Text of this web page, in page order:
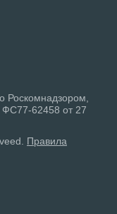
Роскомнадзором,
62458 от 27
Правила